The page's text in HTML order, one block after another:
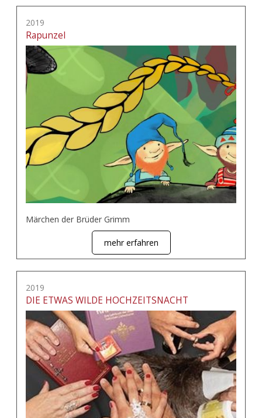
2019
Rapunzel
Märchen der Brüder Grimm
mehr erfahren
2019
DIE ETWAS WILDE HOCHZEITSNACHT